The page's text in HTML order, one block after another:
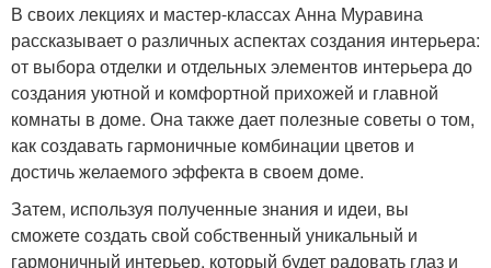
В своих лекциях и мастер-классах Анна Муравина
рассказывает о различных аспектах создания интерьера:
от выбора отделки и отдельных элементов интерьера до
создания уютной и комфортной прихожей и главной
комнаты в доме. Она также дает полезные советы о том,
как создавать гармоничные комбинации цветов и
достичь желаемого эффекта в своем доме.
Затем, используя полученные знания и идеи, вы
сможете создать свой собственный уникальный и
гармоничный интерьер, который будет радовать глаз и